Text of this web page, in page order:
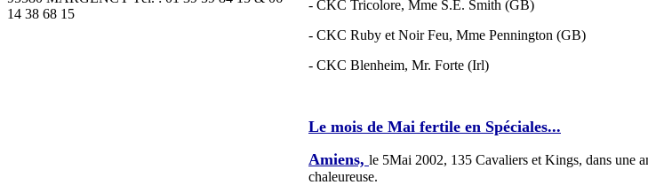
14 38 68 15
- CKC Tricolore, Mme S.E. Smith (GB)
- CKC Ruby et Noir Feu, Mme Pennington (GB)
- CKC Blenheim, Mr. Forte (Irl)
Le mois de Mai fertile en Spéciales...
Amiens, le 5Mai 2002, 135 Cavaliers et Kings, dans une
chaleureuse.